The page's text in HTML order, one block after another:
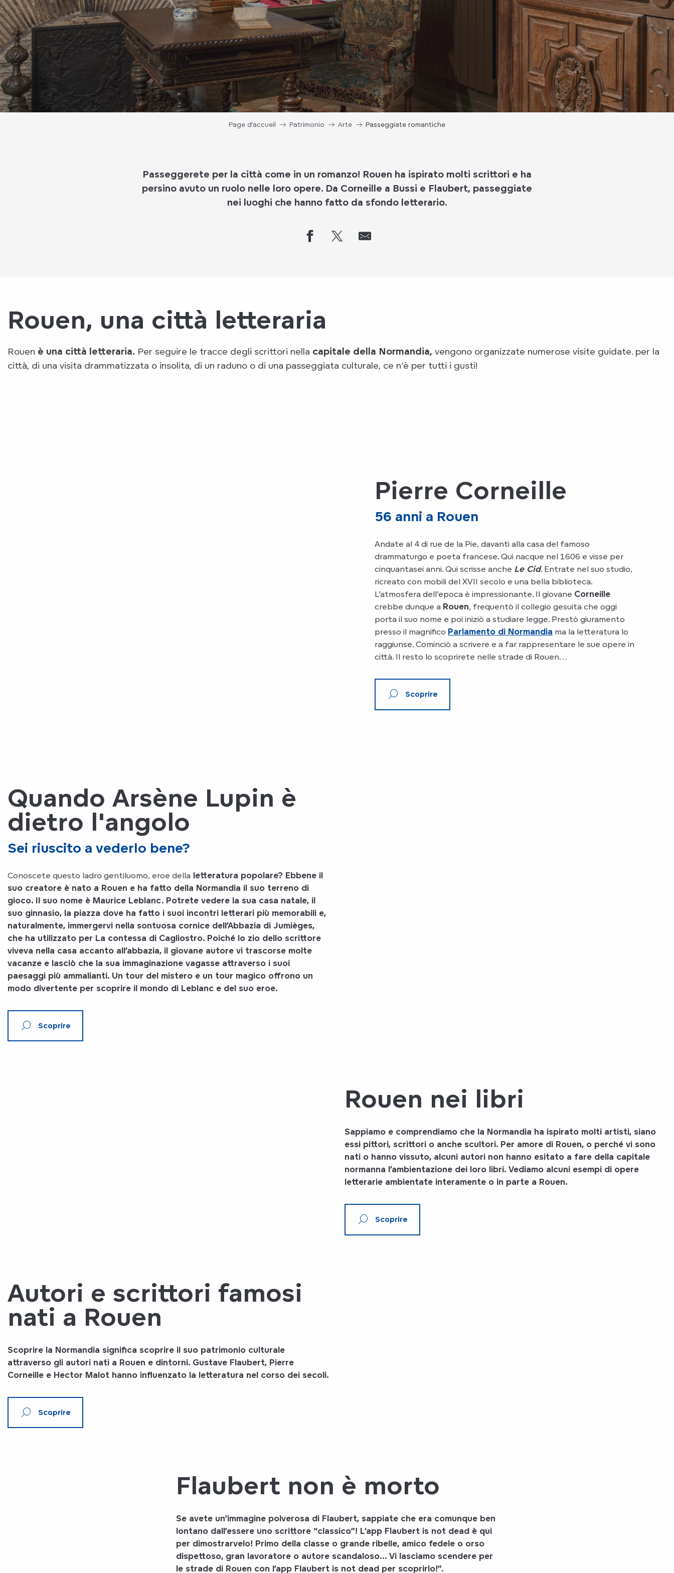
Page d’accueil Patrimonio Arte Passeggiate romantiche
Passeggerete per la città come in un romanzo! Rouen ha ispirato molti scrittori e ha
persino avuto un ruolo nelle loro opere. Da Corneille a Bussi e Flaubert, passeggiate
nei luoghi che hanno fatto da sfondo letterario.
Rouen, una città letteraria
Rouen è una città letteraria. Per seguire le tracce degli scrittori nella capitale della Normandia, vengono organizzate numerose visite guidate. per la
città, di una visita drammatizzata o insolita, di un raduno o di una passeggiata culturale, ce n’è per tutti i gusti!
Pierre Corneille
56 anni a Rouen
Andate al 4 di rue de la Pie, davanti alla casa del famoso
drammaturgo e poeta francese. Qui nacque nel 1606 e visse per
cinquantasei anni. Qui scrisse anche Le Cid. Entrate nel suo studio,
ricreato con mobili del XVII secolo e una bella biblioteca.
L’atmosfera dell’epoca è impressionante. Il giovane Corneille
crebbe dunque a Rouen, frequentò il collegio gesuita che oggi
porta il suo nome e poi iniziò a studiare legge. Prestò giuramento
presso il magnifico Parlamento di Normandia ma la letteratura lo
raggiunse. Cominciò a scrivere e a far rappresentare le sue opere in
città. Il resto lo scoprirete nelle strade di Rouen…
Scoprire
Quando Arsène Lupin è
dietro l'angolo
Sei riuscito a vederlo bene?
Conoscete questo ladro gentiluomo, eroe della letteratura popolare? Ebbene il
suo creatore è nato a Rouen e ha fatto della Normandia il suo terreno di
gioco. Il suo nome è Maurice Leblanc. Potrete vedere la sua casa natale, il
suo ginnasio, la piazza dove ha fatto i suoi incontri letterari più memorabili e,
naturalmente, immergervi nella sontuosa cornice dell’Abbazia di Jumièges,
che ha utilizzato per La contessa di Cagliostro. Poiché lo zio dello scrittore
viveva nella casa accanto all’abbazia, il giovane autore vi trascorse molte
vacanze e lasciò che la sua immaginazione vagasse attraverso i suoi
paesaggi più ammalianti. Un tour del mistero e un tour magico offrono un
modo divertente per scoprire il mondo di Leblanc e del suo eroe.
Scoprire
Rouen nei libri
Sappiamo e comprendiamo che la Normandia ha ispirato molti artisti, siano
essi pittori, scrittori o anche scultori. Per amore di Rouen, o perché vi sono
nati o hanno vissuto, alcuni autori non hanno esitato a fare della capitale
normanna l’ambientazione dei loro libri. Vediamo alcuni esempi di opere
letterarie ambientate interamente o in parte a Rouen.
Scoprire
Autori e scrittori famosi
nati a Rouen
Scoprire la Normandia significa scoprire il suo patrimonio culturale
attraverso gli autori nati a Rouen e dintorni. Gustave Flaubert, Pierre
Corneille e Hector Malot hanno influenzato la letteratura nel corso dei secoli.
Scoprire
Flaubert non è morto
Se avete un’immagine polverosa di Flaubert, sappiate che era comunque ben
lontano dall’essere uno scrittore “classico”! L’app Flaubert is not dead è qui
per dimostrarvelo! Primo della classe o grande ribelle, amico fedele o orso
dispettoso, gran lavoratore o autore scandaloso… Vi lasciamo scendere per
le strade di Rouen con l’app Flaubert is not dead per scoprirlo!”.